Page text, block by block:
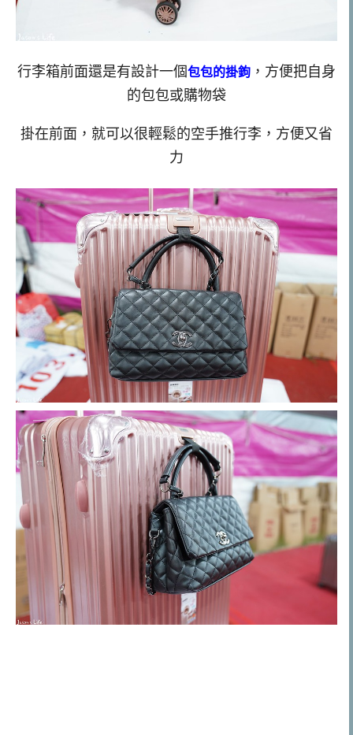
行李箱前面還是有設計一個包包的掛鉤 ，方便把自身
的包包或購物袋
掛在前面，就可以很輕鬆的空手推行李，方便又省
力